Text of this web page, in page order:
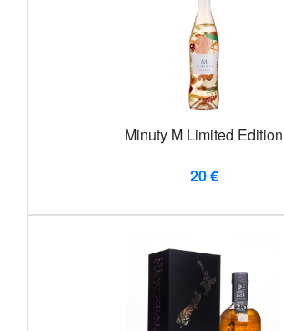
Minuty M Limited Edition
20 €